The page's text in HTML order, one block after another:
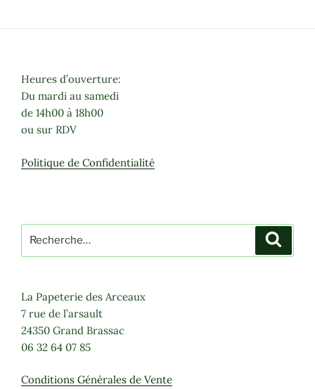
Heures d’ouverture:
Du mardi au samedi
de 14h00 à 18h00
ou sur RDV
Politique de Confidentialité
pour
La Papeterie des Arceaux
7 rue de l’arsault
24350 Grand Brassac
06 32 64 07 85
Conditions Générales de Vente